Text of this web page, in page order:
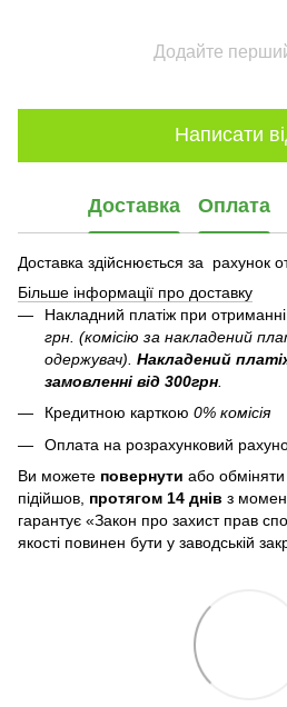
Додайте
Написати
Доставка Оплата
Доставка здійснюється за рахунок
Більше інформації про доставку
Накладний платіж при отриманні
грн. (комісію за накладений
одержувач). Накладений
замовленні від 300грн
Кредитною карткою 0% комісія
Оплата на розрахунковий
Ви можете повернути або
підійшов, протягом 14 днів з
гарантує «Закон про захист прав
якості повинен бути у заводській